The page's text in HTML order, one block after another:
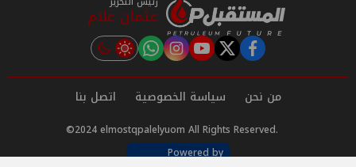
عثمان علام
facebook
twitter
youtube
instagram
tiktok
من نحن سياسة الخصوصية اتصل بنا
©2024 elmostqpalelyuom All Rights Reserved.
Powered by